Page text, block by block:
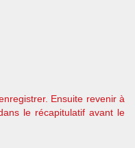
Ensuite revenir à
le récapitulatif avant le